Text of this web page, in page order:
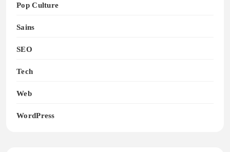
Pop Culture
Sains
SEO
Tech
Web
WordPress